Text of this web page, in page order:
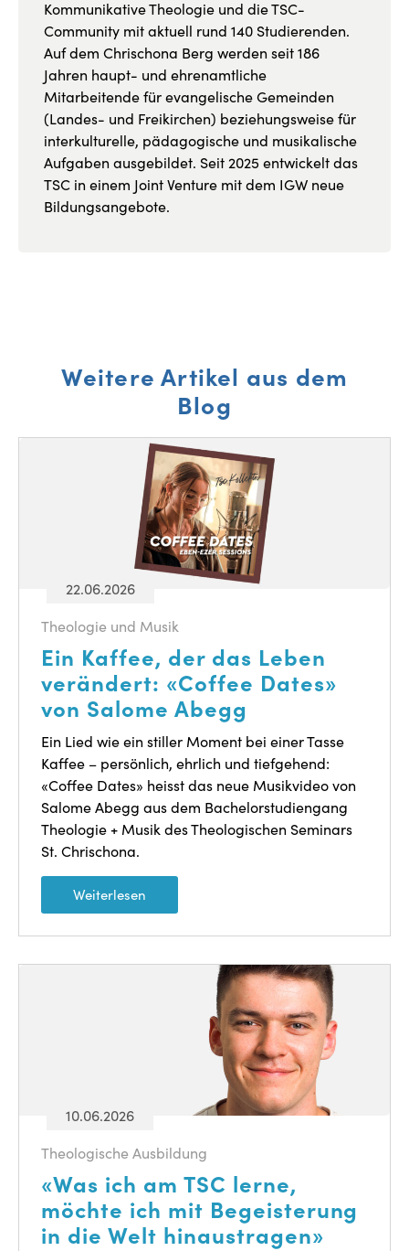
Kommunikative Theologie und die TSC-
Community mit aktuell rund 140 Studierenden.
Auf dem Chrischona Berg werden seit 186
Jahren haupt- und ehrenamtliche
Mitarbeitende für evangelische Gemeinden
(Landes- und Freikirchen) beziehungsweise für
interkulturelle, pädagogische und musikalische
Aufgaben ausgebildet. Seit 2025 entwickelt das
TSC in einem Joint Venture mit dem IGW neue
Bildungsangebote.
Weitere Artikel aus dem
Blog
22.06.2026
Theologie und Musik
Ein Kaffee, der das Leben
verändert: «Coffee Dates»
von Salome Abegg
Ein Lied wie ein stiller Moment bei einer Tasse
Kaffee – persönlich, ehrlich und tiefgehend:
«Coffee Dates» heisst das neue Musikvideo von
Salome Abegg aus dem Bachelorstudiengang
Theologie + Musik des Theologischen Seminars
St. Chrischona.
Weiterlesen
10.06.2026
Theologische Ausbildung
«Was ich am TSC lerne,
möchte ich mit Begeisterung
in die Welt hinaustragen»